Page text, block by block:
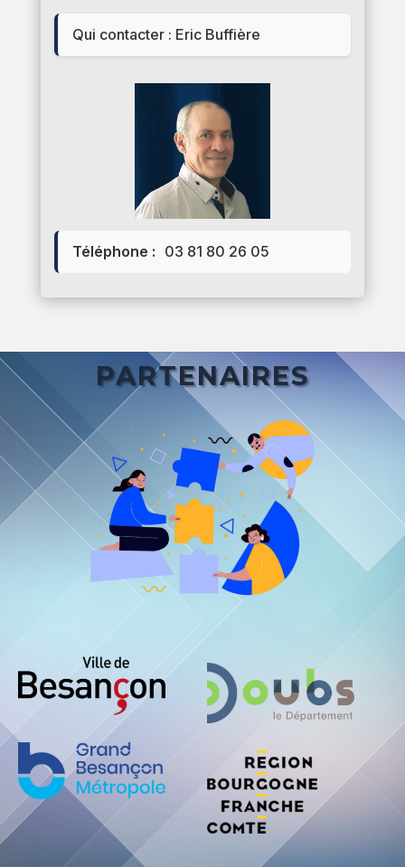
Qui contacter : Eric Buffière
Téléphone : 03 81 80 26 05
PARTENAIRES